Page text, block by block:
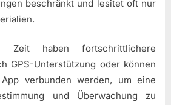
beschränkt und lesitet oft nur
haben fortschrittlichere
GPS-Unterstützung oder können
verbunden werden, um eine
und Überwachung zu